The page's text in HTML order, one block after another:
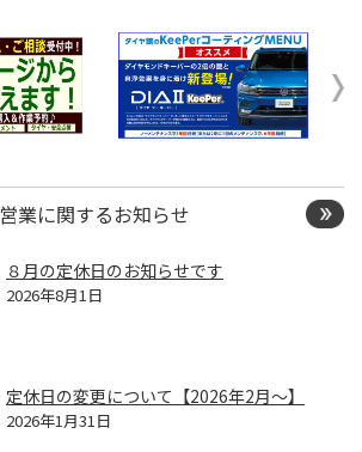
営業に関するお知らせ
８月の定休日のお知らせです
2026年8月1日
定休日の変更について【2026年2月～】
2026年1月31日